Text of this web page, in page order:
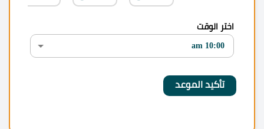
اختر الوقت